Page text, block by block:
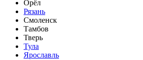
Орёл
Рязань
Смоленск
Тамбов
Тверь
Тула
Ярославль